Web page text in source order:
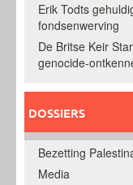
Erik Todts
fondsenwerving
De Britse Keir
genocide-
DOSSIERS
Bezetting
Media